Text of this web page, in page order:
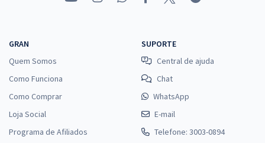
GRAN
Quem Somos
Como Funciona
Como Comprar
Loja Social
Programa de Afiliados
SUPORTE
Central de ajuda
Chat
WhatsApp
E-mail
Telefone: 3003-0894